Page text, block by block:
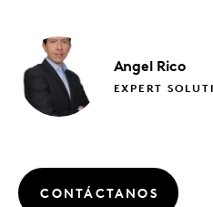
Angel Rico
EXPERT
CONTÁCTANOS